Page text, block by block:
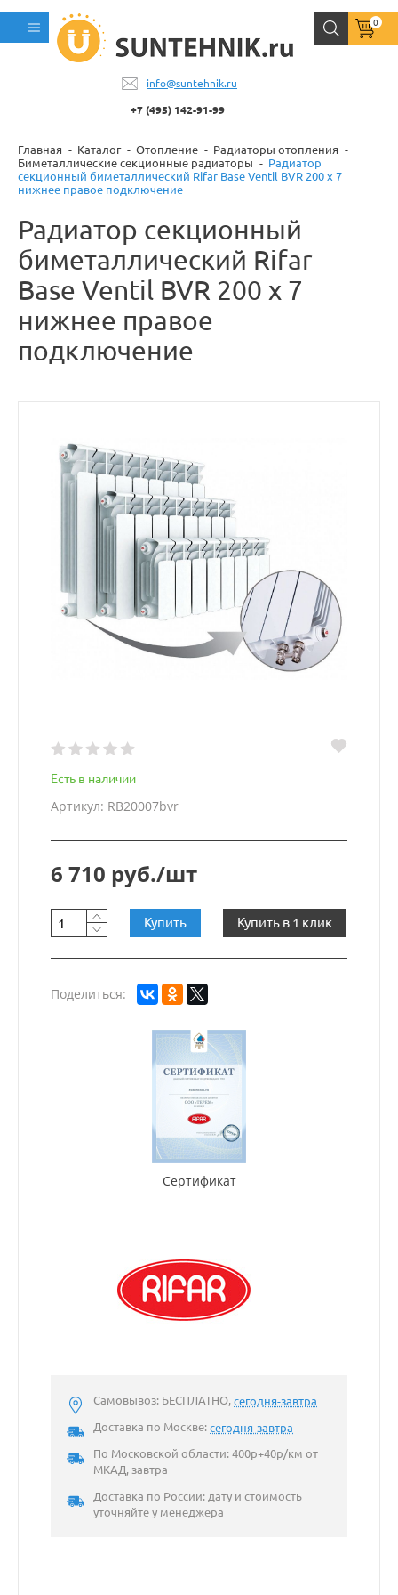
info@suntehnik.ru
+7 (495) 142-91-99
0
Главная Каталог Отопление
Радиаторы отопления
Биметаллические секционные радиаторы
Радиатор
секционный биметаллический Rifar Base Ventil BVR 200 x 7
нижнее правое подключение
Радиатор секционный
биметаллический Rifar
Base Ventil BVR 200 x 7
нижнее правое
подключение
Есть в наличии
Артикул: RB20007bvr
6 710 руб./шт
Купить Купить в 1 клик
Поделиться:
Сертификат
Самовывоз: БЕСПЛАТНО,сегодня-завтра
Доставка по Москве:сегодня-завтра
По Московской области: 400р+40р/км от
МКАД, завтра
Доставка по России: дату и стоимость
уточняйте у менеджера